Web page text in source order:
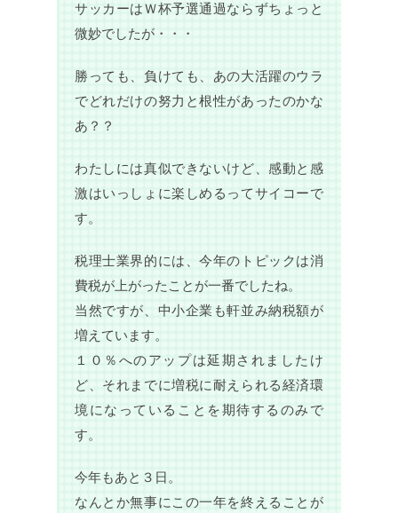
サッカーはＷ杯予選通過ならずちょっと
微妙でしたが・・・
勝っても、負けても、あの大活躍のウラ
でどれだけの努力と根性があったのかな
あ？？
わたしには真似できないけど、感動と感
激はいっしょに楽しめるってサイコーで
す。
税理士業界的には、今年のトピックは消
費税が上がったことが一番でしたね。
当然ですが、中小企業も軒並み納税額が
増えています。
１０％へのアップは延期されましたけ
ど、それまでに増税に耐えられる経済環
境になっていることを期待するのみで
す。
今年もあと３日。
なんとか無事にこの一年を終えることが